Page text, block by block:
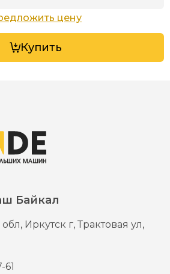
цену
Купить
Байкал
Иркутск г,Трактовая ул,
61